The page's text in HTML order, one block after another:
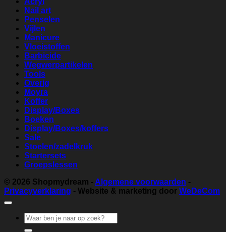
Nail art
Penselen
Vijlen
Manicure
Vloeistoffen
Barbicide
Wegwerpartikelen
Tools
Overig
Moyra
Koffer
Display/Boxes
Boeken
Display/Boxes/koffers
Sale
Stoelen/zadelkruk
Startersets
Groepslessen
© 2026 Shopmydream - Algemene voorwaarden -
Privacyverklaring - Website & marketing door WeDeCom
Zoeken
naar: